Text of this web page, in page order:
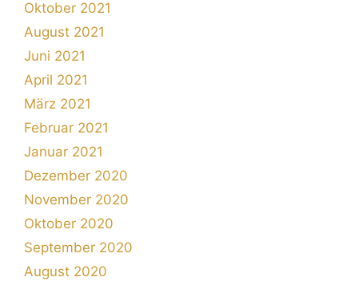
Oktober 2021
August 2021
Juni 2021
April 2021
März 2021
Februar 2021
Januar 2021
Dezember 2020
November 2020
Oktober 2020
September 2020
August 2020